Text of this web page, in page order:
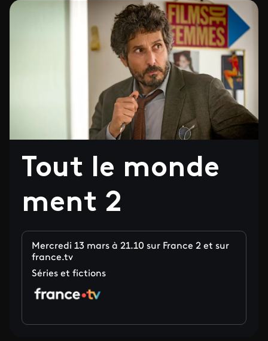
Tout le monde
ment 2
Mercredi 13 mars à 21.10 sur France 2 et sur
france.tv
Séries et fictions